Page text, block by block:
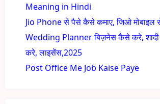
Meaning in Hindi
Jio Phone से पैसे कैसे कमाए, जिओ मोबाइल
Wedding Planner बिज़नेस कैसे करे,
करे, लाइसेंस,2025
Post Office Me Job Kaise Paye